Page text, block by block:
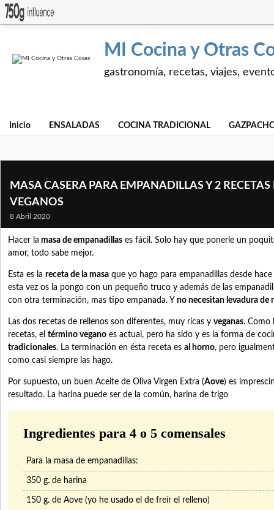
MI Cocina y Otras
gastronomía, recetas, viajes,
Inicio ENSALADAS COCINA TRADICIONAL
MASA CASERA PARA EMPANADILLAS Y 2 RECETAS
VEGANOS
8 Abril 2020
Hacer la masa de empanadillas es fácil. Solo hay que ponerle un
amor, todo sabe mejor.
Esta es la receta de la masa que yo hago para empanadillas desde
esta vez os la pongo con un pequeño truco y además de las
con otra terminación, mas tipo empanada. Y no necesitan levadura de
Las dos recetas de rellenos son diferentes, muy ricas y veganas. Como
recetas, el término vegano es actual, pero ha sido y es la forma de
tradicionales. La terminación en ésta receta es al horno, pero
como casi siempre las hago.
Por supuesto, un buen Aceite de Oliva Virgen Extra (Aove) es
resultado. La harina puede ser de la común, harina de trigo
Ingredientes para 4 o 5 comensales
Para la masa de empanadillas:
350 g. de harina
150 g. de Aove (yo he usado el de freír el relleno)